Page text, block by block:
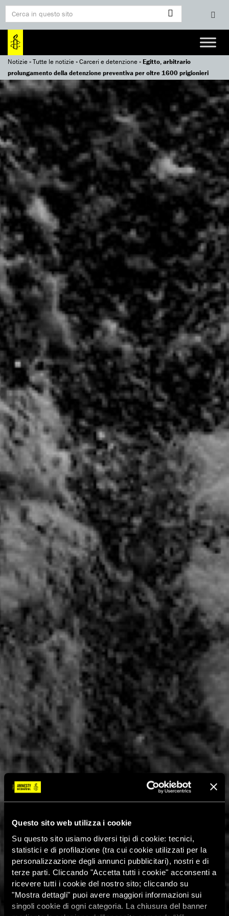
Questo sito web utilizza i cookie
Su questo sito usiamo diversi tipi di cookie: tecnici,
statistici e di profilazione (tra cui cookie utilizzati per la
personalizzazione degli annunci pubblicitari), nostri e di
terze parti. Cliccando "Accetta tutti i cookie" acconsenti a
ricevere tutti i cookie del nostro sito; cliccando su
"Mostra dettagli" puoi avere maggiori informazioni sui
singoli cookie di ogni categoria. La chiusura del banner
Notizie»Tutte le notizie»Carceri e detenzione»Egitto, arbitrario
prolungamento della detenzione preventiva per oltre 1600 prigionieri